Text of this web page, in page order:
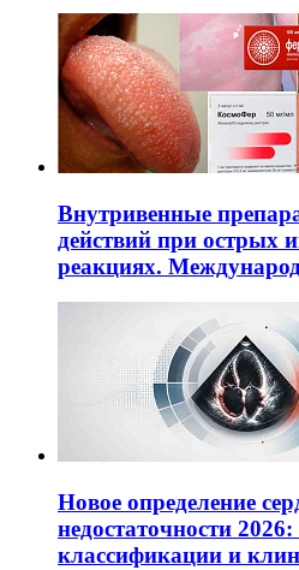
Внутривенные
действий при острых
реакциях.
Новое определение
недостаточности
классификации и